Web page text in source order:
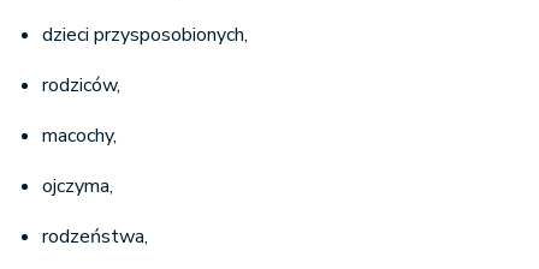
dzieci przysposobionych,
rodziców,
macochy,
ojczyma,
rodzeństwa,